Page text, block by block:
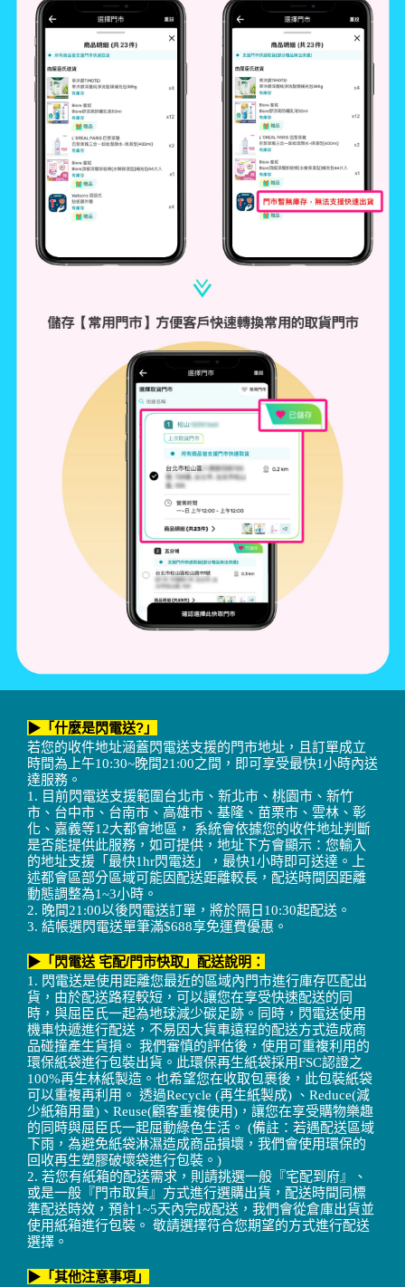
▶「什麼是閃電送?」
若您的收件地址涵蓋閃電送支援的門市地址，且訂單成立
時間為上午10:30~晚間21:00之間，即可享受最快1小時內送
達服務。
1. 目前閃電送支援範圍台北市、新北市、桃園市、新竹
市、台中市、台南市、高雄市、基隆、苗栗市、雲林、彰
化、嘉義等12大都會地區， 系統會依據您的收件地址判斷
是否能提供此服務，如可提供，地址下方會顯示：您輸入
的地址支援「最快1hr閃電送」，最快1小時即可送達。上
述都會區部分區域可能因配送距離較長，配送時間因距離
動態調整為1~3小時。
2. 晚間21:00以後閃電送訂單，將於隔日10:30起配送。
3. 結帳選閃電送單筆滿$688享免運費優惠。
▶「閃電送 宅配/門市快取」配送說明：
1. 閃電送是使用距離您最近的區域內門市進行庫存匹配出
貨，由於配送路程較短，可以讓您在享受快速配送的同
時，與屈臣氏一起為地球減少碳足跡。同時，閃電送使用
機車快遞進行配送，不易因大貨車遠程的配送方式造成商
品碰撞產生貨損。 我們審慎的評估後，使用可重複利用的
環保紙袋進行包裝出貨。此環保再生紙袋採用FSC認證之
100%再生林紙製造。也希望您在收取包裹後，此包裝紙袋
可以重複再利用。 透過Recycle (再生紙製成) 、Reduce(減
少紙箱用量)、Reuse(顧客重複使用)，讓您在享受購物樂趣
的同時與屈臣氏一起屈動綠色生活。 (備註：若遇配送區域
下雨，為避免紙袋淋濕造成商品損壞，我們會使用環保的
回收再生塑膠破壞袋進行包裝。)
2. 若您有紙箱的配送需求，則請挑選一般『宅配到府』、
或是一般『門市取貨』方式進行選購出貨，配送時間同標
準配送時效，預計1~5天內完成配送，我們會從倉庫出貨並
使用紙箱進行包裝。 敬請選擇符合您期望的方式進行配送
選擇。
▶「其他注意事項」